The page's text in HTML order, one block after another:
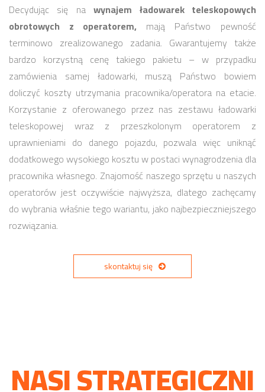
Decydując się nawynajem ładowarek teleskopowych
obrotowych z operatorem, mają Państwo pewność
terminowo zrealizowanego zadania. Gwarantujemy także
bardzo korzystną cenę takiego pakietu – w przypadku
zamówienia samej ładowarki, muszą Państwo bowiem
doliczyć koszty utrzymania pracownika/operatora na etacie.
Korzystanie z oferowanego przez nas zestawu ładowarki
teleskopowej wraz z przeszkolonym operatorem z
uprawnieniami do danego pojazdu, pozwala więc uniknąć
dodatkowego wysokiego kosztu w postaci wynagrodzenia dla
pracownika własnego. Znajomość naszego sprzętu u naszych
operatorów jest oczywiście najwyższa, dlatego zachęcamy
do wybrania właśnie tego wariantu, jako najbezpieczniejszego
rozwiązania.
skontaktuj się
NASI STRATEGICZNI